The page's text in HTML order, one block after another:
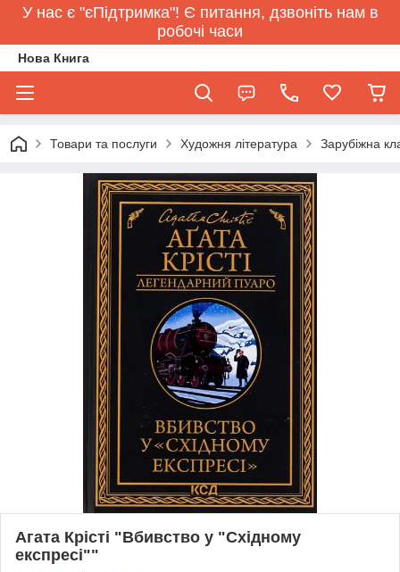
У нас є "єПідтримка"! Є питання, дзвоніть нам в
робочі часи
Нова Книга
Товари та послуги Художня література Зарубіжна
Агата Крісті "Вбивство у "Східному
експресі""